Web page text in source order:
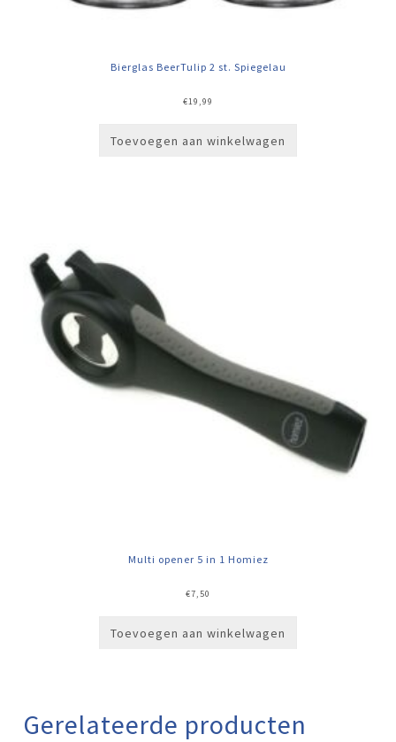
Bierglas BeerTulip 2 st. Spiegelau
€19,99
Toevoegen aan winkelwagen
Multi opener 5 in 1 Homiez
€7,50
Toevoegen aan winkelwagen
Gerelateerde producten